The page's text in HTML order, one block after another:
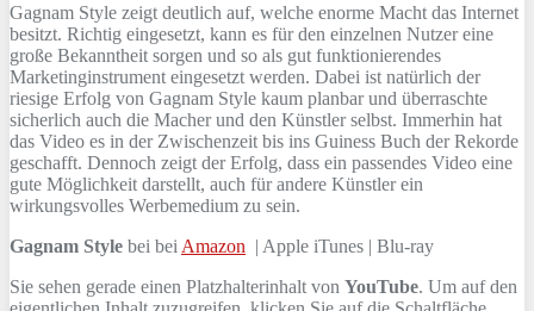
Gagnam Style zeigt deutlich auf, welche enorme Macht das Internet
besitzt. Richtig eingesetzt, kann es für den einzelnen Nutzer eine
große Bekanntheit sorgen und so als gut funktionierendes
Marketinginstrument eingesetzt werden. Dabei ist natürlich der
riesige Erfolg von Gagnam Style kaum planbar und überraschte
sicherlich auch die Macher und den Künstler selbst. Immerhin hat
das Video es in der Zwischenzeit bis ins Guiness Buch der Rekorde
geschafft. Dennoch zeigt der Erfolg, dass ein passendes Video eine
gute Möglichkeit darstellt, auch für andere Künstler ein
wirkungsvolles Werbemedium zu sein.
Gagnam Style bei bei Amazon | Apple iTunes | Blu-ray
Sie sehen gerade einen Platzhalterinhalt von YouTube. Um auf den